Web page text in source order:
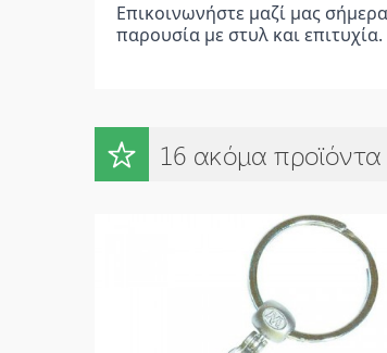
Επικοινωνήστε μαζί μας
παρουσία με στυλ και επιτυχία.
16 ακόμα προϊόντα